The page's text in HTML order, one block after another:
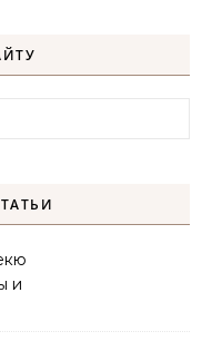
и